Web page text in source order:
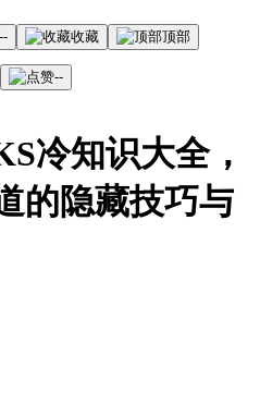
-- 收藏 顶部
--
冷知识大全，
的隐藏技巧与